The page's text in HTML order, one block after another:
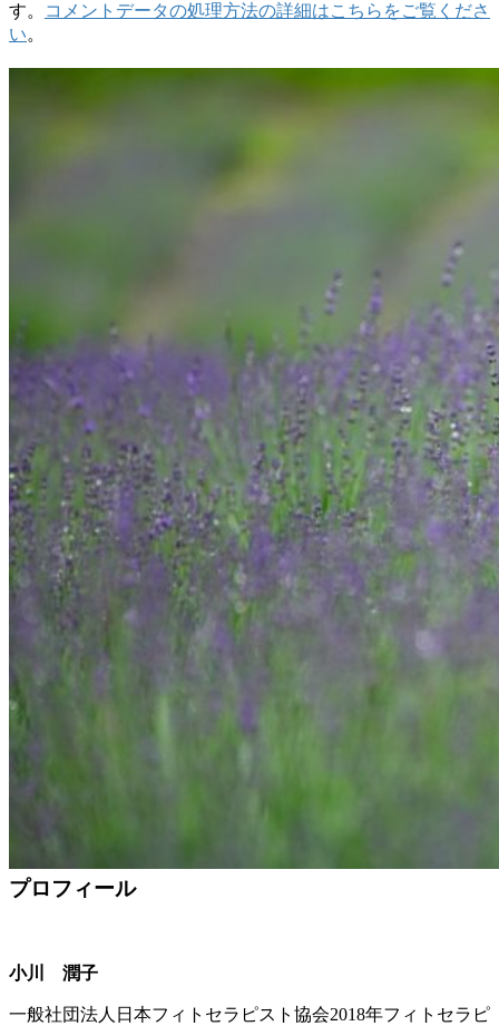
す。
コメントデータの処理方法の詳細はこちらをご覧くださ
い。
プロフィール
小川 潤子
一般社団法人日本フィトセラピスト協会2018年フィトセラピ